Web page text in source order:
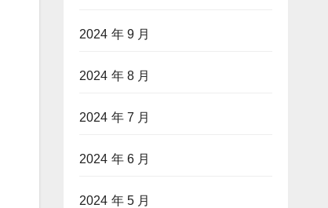
2024 年 9 月
2024 年 8 月
2024 年 7 月
2024 年 6 月
2024 年 5 月